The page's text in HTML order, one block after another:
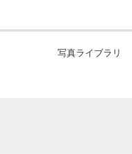
写真ライブラリ